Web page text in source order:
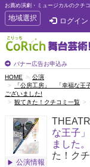
お薦め演劇・ミュージカルのクチ
T
o
g
g
e
n
a
v
o
地域選択 ログイン
バナー広告お申込み
HOME
公演
「公房工房」 「幸福な王
ございました!
観てきた！クチコミ一覧
公演情報
な王子
ました
た！ク